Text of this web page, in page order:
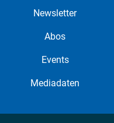
Newsletter
Abos
Events
Mediadaten